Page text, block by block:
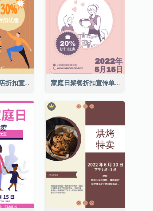
青年日网上商店折扣宣传单张 家庭日聚餐折扣宣传单张